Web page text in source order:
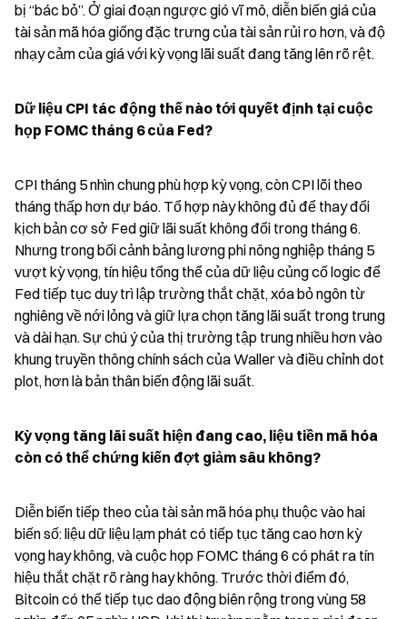
bị “bác bỏ”. Ở giai đoạn ngược gió vĩ mô, diễn biến giá của
tài sản mã hóa giống đặc trưng của tài sản rủi ro hơn, và độ
nhạy cảm của giá với kỳ vọng lãi suất đang tăng lên rõ rệt.
Dữ liệu CPI tác động thế nào tới quyết định tại cuộc
họp FOMC tháng 6 của Fed?
CPI tháng 5 nhìn chung phù hợp kỳ vọng, còn CPI lõi theo
tháng thấp hơn dự báo. Tổ hợp này không đủ để thay đổi
kịch bản cơ sở Fed giữ lãi suất không đổi trong tháng 6.
Nhưng trong bối cảnh bảng lương phi nông nghiệp tháng 5
vượt kỳ vọng, tín hiệu tổng thể của dữ liệu củng cố logic để
Fed tiếp tục duy trì lập trường thắt chặt, xóa bỏ ngôn từ
nghiêng về nới lỏng và giữ lựa chọn tăng lãi suất trong trung
và dài hạn. Sự chú ý của thị trường tập trung nhiều hơn vào
khung truyền thông chính sách của Waller và điều chỉnh dot
plot, hơn là bản thân biến động lãi suất.
Kỳ vọng tăng lãi suất hiện đang cao, liệu tiền mã hóa
còn có thể chứng kiến đợt giảm sâu không?
Diễn biến tiếp theo của tài sản mã hóa phụ thuộc vào hai
biến số: liệu dữ liệu lạm phát có tiếp tục tăng cao hơn kỳ
vọng hay không, và cuộc họp FOMC tháng 6 có phát ra tín
hiệu thắt chặt rõ ràng hay không. Trước thời điểm đó,
Bitcoin có thể tiếp tục dao động biên rộng trong vùng 58